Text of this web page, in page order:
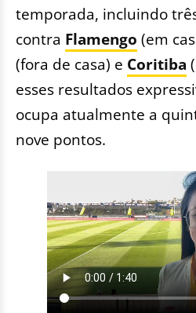
temporada, incluindo
contra Flamengo (em
(fora de casa) e Coritiba
esses resultados
ocupa atualmente a
nove pontos.